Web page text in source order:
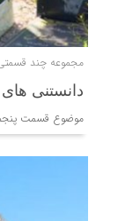
مجموعه چند
دانستنی
موضوع قسمت پنجم :